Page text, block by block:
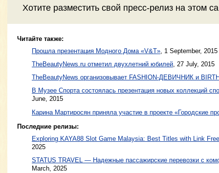
Хотите разместить свой пресс-релиз на этом
Читайте также:
Прошла презентация Модного Дома «V&T» 1 September, 2015
TheBeautyNews.ru отметил двухлетний юбилей, 27 July, 2015
TheBeautyNews организовывает FASHION-ДЕВИЧНИК и
В Музее Спорта состоялась презентация новых коллекций
June, 2015
Карина Мартиросян приняла участие в проекте «Городские
Последние релизы:
Exploring KAYA88 Slot Game Malaysia: Best Titles with Link
2025
STATUS TRAVEL — Надежные пассажирские перевозки с
March, 2025